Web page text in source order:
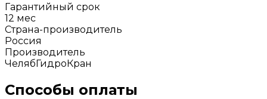
Гарантийный срок
12 мес
Страна-производитель
Россия
Производитель
ЧелябГидроКран
Способы оплаты